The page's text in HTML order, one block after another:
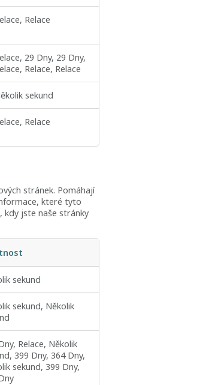
Relace
29 Dny, 29 Dny,
Relace, Relace
sekund
Relace
stránek. Pomáhají
které tyto
jste naše stránky
sekund
sekund, Několik
Relace, Několik
399 Dny, 364 Dny,
sekund, 399 Dny,